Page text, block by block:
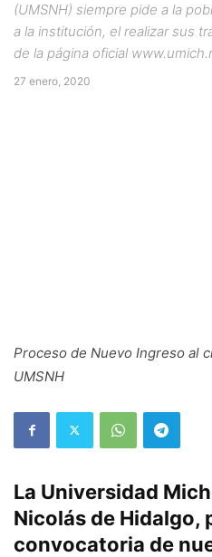
(UMSNH) siempre pide a la
a la institución, el realizar sus
de la página oficial
27 enero, 2020
Proceso de Nuevo Ingreso al
UMSNH
La Universidad
Nicolás de Hidalgo,
convocatoria de